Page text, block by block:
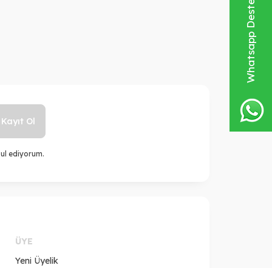
Kayıt Ol
ediyorum.
ÜYE
Yeni Üyelik